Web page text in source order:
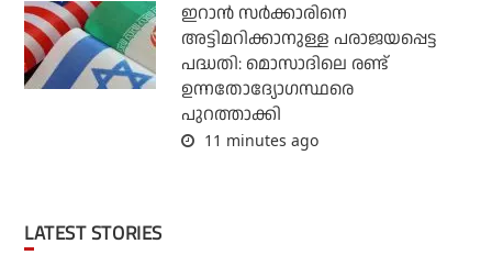
ഇറാന്‍ സര്‍ക്കാരിനെ
അട്ടിമറിക്കാനുള്ള പരാജയപ്പെട്ട
പദ്ധതി: മൊസാദിലെ രണ്ട്
ഉന്നതോദ്യോഗസ്ഥരെ
പുറത്താക്കി
11 minutes ago
LATEST STORIES